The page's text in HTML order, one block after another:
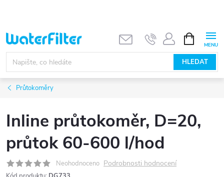
obsah
HLEDAT
NÁKUPNÍ
KOŠÍK
Průtokoměry
Inline průtokoměr, D=20,
průtok 60-600 l/hod
Neohodnoceno Podrobnosti hodnocení